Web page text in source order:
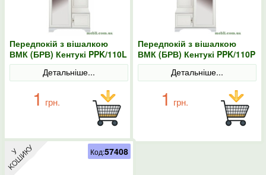
Передпокій з вішалкою
ВМК (БРВ) Кентукі PPK/110L
Білий альпійський
Детальніше...
1 грн.
Передпокій з вішалкою
ВМК (БРВ) Кентукі PPK/110P
Білий альпійський
Детальніше...
1 грн.
Код:57408